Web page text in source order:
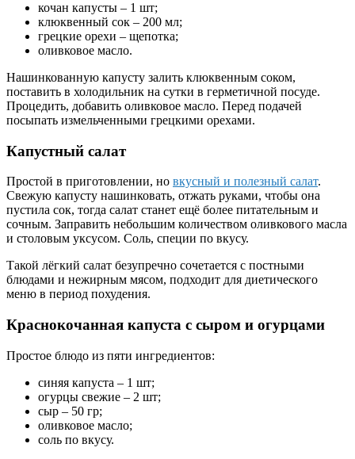
кочан капусты – 1 шт;
клюквенный сок – 200 мл;
грецкие орехи – щепотка;
оливковое масло.
Нашинкованную капусту залить клюквенным соком,
поставить в холодильник на сутки в герметичной посуде.
Процедить, добавить оливковое масло. Перед подачей
посыпать измельченными грецкими орехами.
Капустный салат
Простой в приготовлении, но вкусный и полезный салат.
Свежую капусту нашинковать, отжать руками, чтобы она
пустила сок, тогда салат станет ещё более питательным и
сочным. Заправить небольшим количеством оливкового масла
и столовым уксусом. Соль, специи по вкусу.
Такой лёгкий салат безупречно сочетается с постными
блюдами и нежирным мясом, подходит для диетического
меню в период похудения.
Краснокочанная капуста с сыром и огурцами
Простое блюдо из пяти ингредиентов:
синяя капуста – 1 шт;
огурцы свежие – 2 шт;
сыр – 50 гр;
оливковое масло;
соль по вкусу.